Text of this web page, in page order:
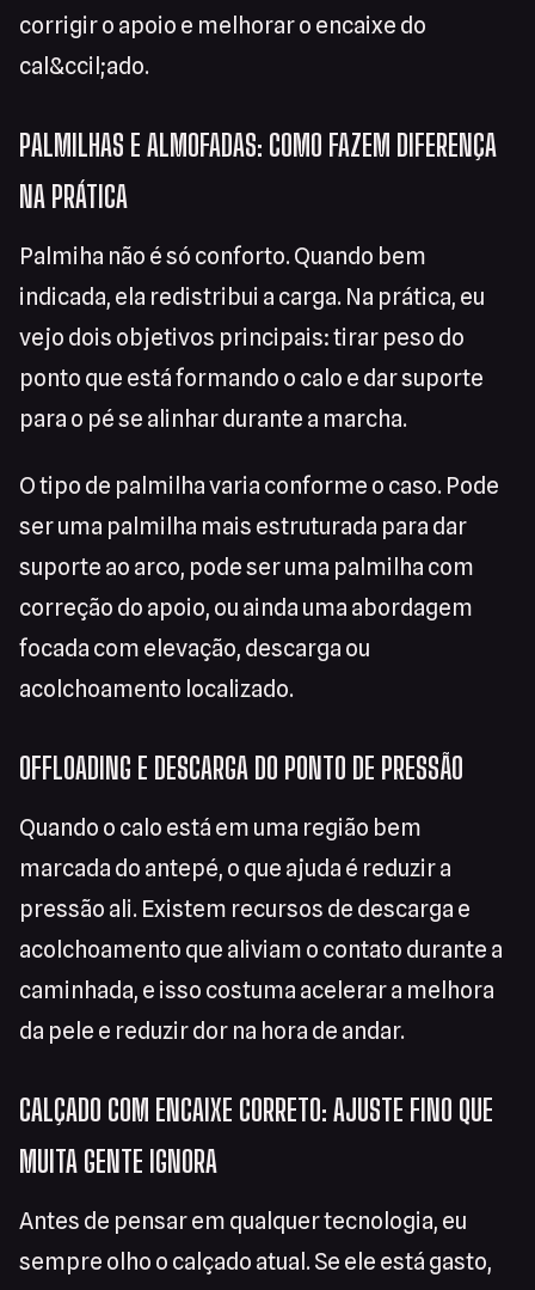
corrigir o apoio e melhorar o encaixe do
cal&ccil;ado.
PALMILHAS E ALMOFADAS: COMO FAZEM DIFERENÇA
NA PRÁTICA
Palmiha não é só conforto. Quando bem
indicada, ela redistribui a carga. Na prática, eu
vejo dois objetivos principais: tirar peso do
ponto que está formando o calo e dar suporte
para o pé se alinhar durante a marcha.
O tipo de palmilha varia conforme o caso. Pode
ser uma palmilha mais estruturada para dar
suporte ao arco, pode ser uma palmilha com
correção do apoio, ou ainda uma abordagem
focada com elevação, descarga ou
acolchoamento localizado.
OFFLOADING E DESCARGA DO PONTO DE PRESSÃO
Quando o calo está em uma região bem
marcada do antepé, o que ajuda é reduzir a
pressão ali. Existem recursos de descarga e
acolchoamento que aliviam o contato durante a
caminhada, e isso costuma acelerar a melhora
da pele e reduzir dor na hora de andar.
CALÇADO COM ENCAIXE CORRETO: AJUSTE FINO QUE
MUITA GENTE IGNORA
Antes de pensar em qualquer tecnologia, eu
sempre olho o calçado atual. Se ele está gasto,